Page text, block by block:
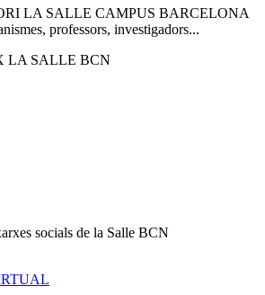
LA SALLE CAMPUS BARCELONA
professors, investigadors...
LA SALLE BCN
socials de la Salle BCN